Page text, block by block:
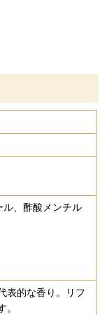
、酢酸メンチル
表的な香り。リフ